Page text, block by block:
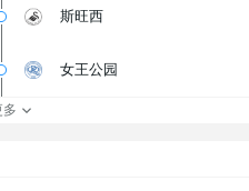
斯旺西
女王公园
多